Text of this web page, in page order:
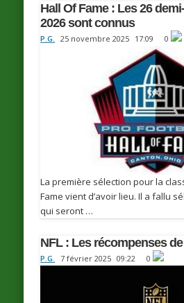
Hall Of Fame : Les 26
2026 sont connus
P.G. 25 novembre 2025 17:09 0
La première sélection pour la
Fame vient d’avoir lieu. Il a fallu
qui seront …
NFL : Les récompenses de
P.G. 7 février 2025 09:22 0